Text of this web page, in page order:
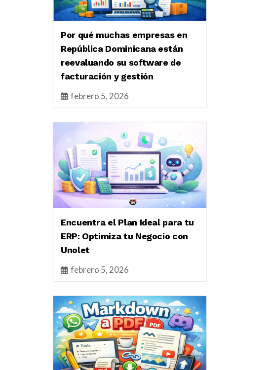
Por qué muchas empresas en
República Dominicana están
reevaluando su software de
facturación y gestión
febrero 5, 2026
Encuentra el Plan Ideal para tu
ERP: Optimiza tu Negocio con
Unolet
febrero 5, 2026